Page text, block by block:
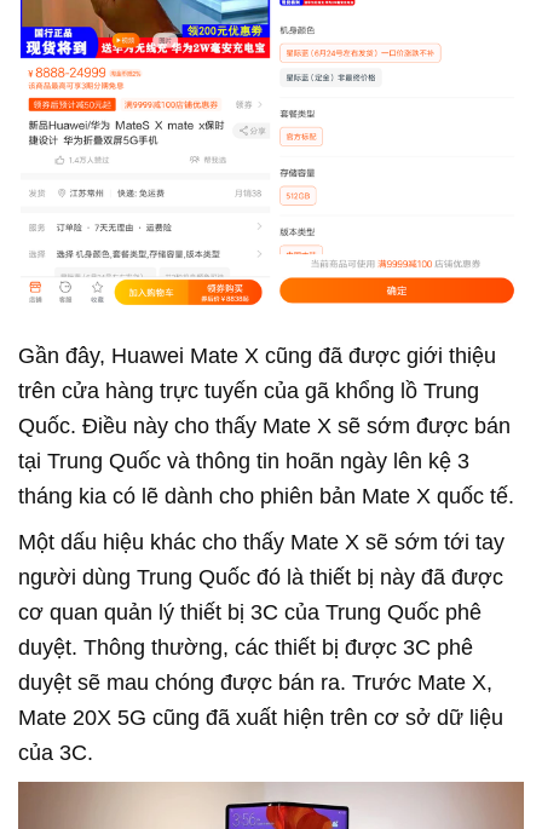
Gần đây, Huawei Mate X cũng đã được giới thiệu
trên cửa hàng trực tuyến của gã khổng lồ Trung
Quốc. Điều này cho thấy Mate X sẽ sớm được bán
tại Trung Quốc và thông tin hoãn ngày lên kệ 3
tháng kia có lẽ dành cho phiên bản Mate X quốc tế.
Một dấu hiệu khác cho thấy Mate X sẽ sớm tới tay
người dùng Trung Quốc đó là thiết bị này đã được
cơ quan quản lý thiết bị 3C của Trung Quốc phê
duyệt. Thông thường, các thiết bị được 3C phê
duyệt sẽ mau chóng được bán ra. Trước Mate X,
Mate 20X 5G cũng đã xuất hiện trên cơ sở dữ liệu
của 3C.